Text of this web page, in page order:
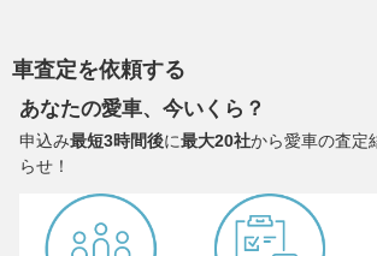
車査定を依頼する
あなたの愛車、今いくら？
申込み最短3時間後に最大20社から愛車の査定
らせ！